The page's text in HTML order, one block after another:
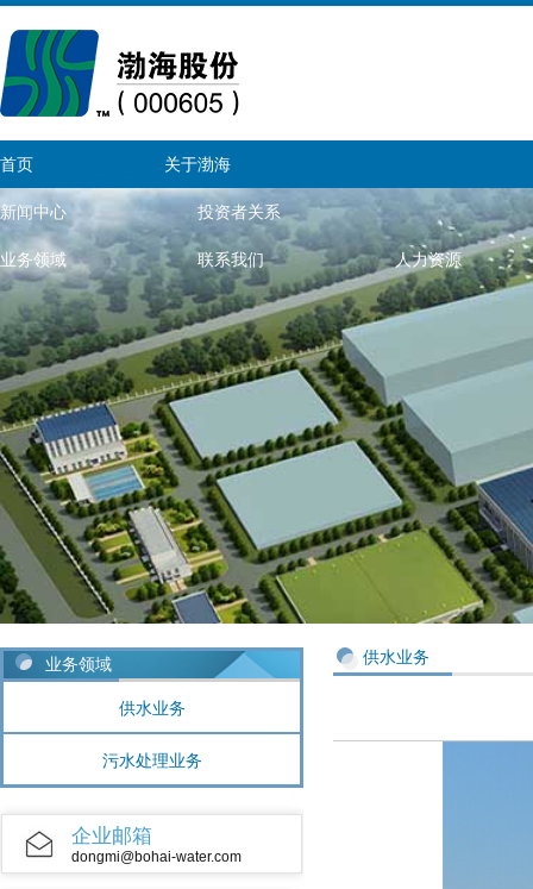
首页 关于渤海
新闻中心 投资者关系
业务领域 联系我们 人力资源
业务领域
供水业务
污水处理业务
企业邮箱
dongmi@bohai-water.com
供水业务